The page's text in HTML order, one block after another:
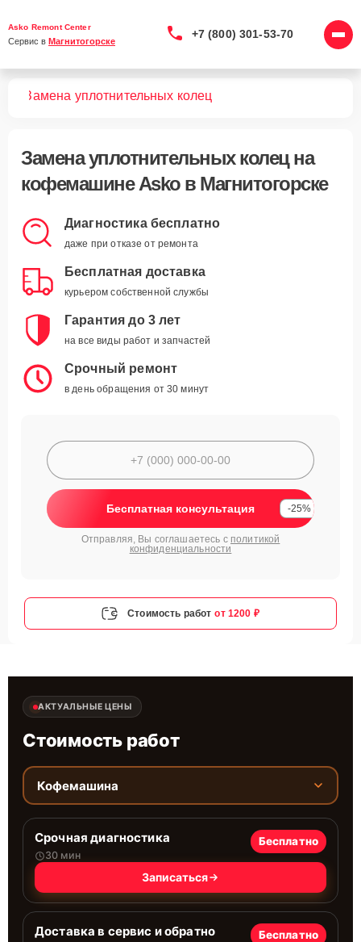
Asko Remont Center
Сервис в Магнитогорске
+7 (800) 301-53-70
Замена уплотнительных колец
Замена уплотнительных колецна
кофемашине Asko в Магнитогорске
Диагностика бесплатно
даже при отказе от ремонта
Бесплатная доставка
курьером собственной службы
Гарантия до 3 лет
на все виды работ и запчастей
Срочный ремонт
в день обращения от 30 минут
Бесплатная консультация -25%
Отправляя, Вы соглашаетесь с политикой
конфиденциальности
Стоимость работ от 1200 ₽
АКТУАЛЬНЫЕ ЦЕНЫ
Стоимость работ
Кофемашина
Срочная диагностика
30 мин
Бесплатно
Записаться
Доставка в сервис и обратно Бесплатно